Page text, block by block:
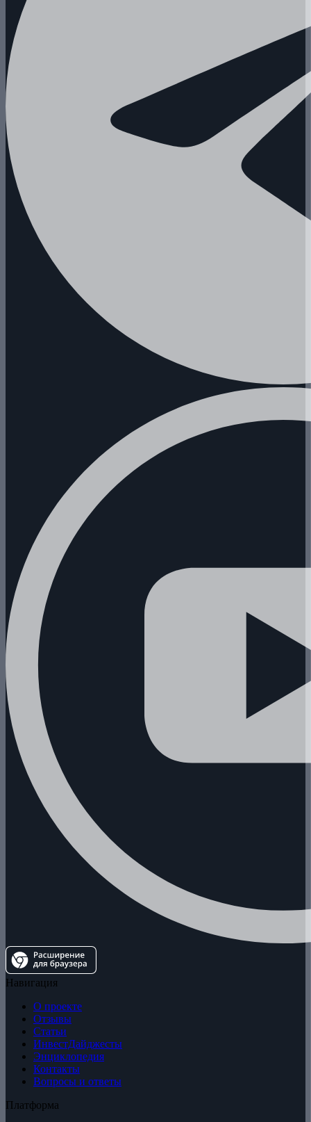
Навигация
О проекте
Отзывы
Статьи
ИнвестДайджесты
Энциклопедия
Контакты
Вопросы и ответы
Платформа